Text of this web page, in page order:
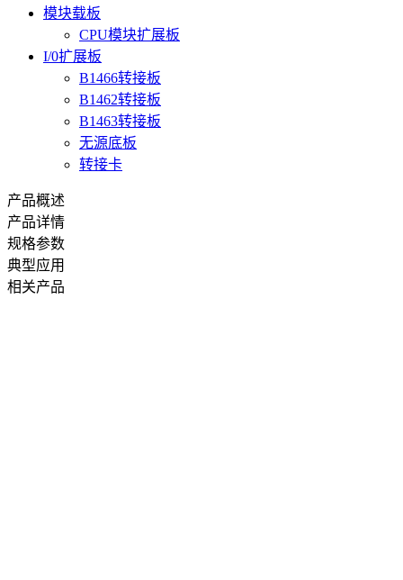
模块载板
CPU模块扩展板
I/0扩展板
B1466转接板
B1462转接板
B1463转接板
无源底板
转接卡
产品概述
产品详情
规格参数
典型应用
相关产品